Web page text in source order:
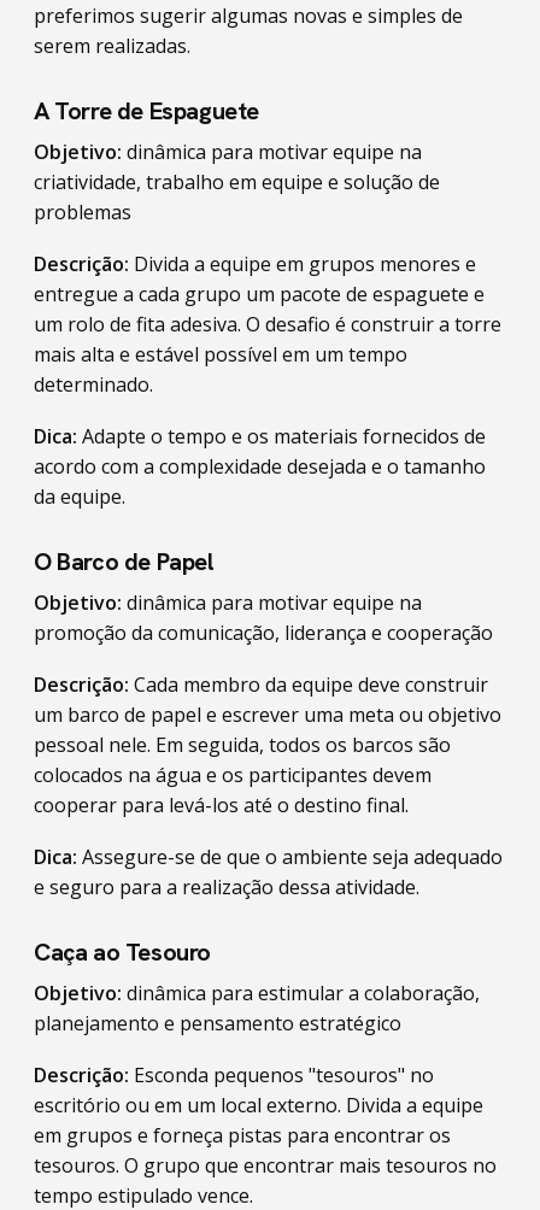
preferimos sugerir algumas novas e simples de
serem realizadas.
A Torre de Espaguete
Objetivo: dinâmica para motivar equipe na
criatividade, trabalho em equipe e solução de
problemas
Descrição: Divida a equipe em grupos menores e
entregue a cada grupo um pacote de espaguete e
um rolo de fita adesiva. O desafio é construir a torre
mais alta e estável possível em um tempo
determinado.
Dica: Adapte o tempo e os materiais fornecidos de
acordo com a complexidade desejada e o tamanho
da equipe.
O Barco de Papel
Objetivo: dinâmica para motivar equipe na
promoção da comunicação, liderança e cooperação
Descrição: Cada membro da equipe deve construir
um barco de papel e escrever uma meta ou objetivo
pessoal nele. Em seguida, todos os barcos são
colocados na água e os participantes devem
cooperar para levá-los até o destino final.
Dica: Assegure-se de que o ambiente seja adequado
e seguro para a realização dessa atividade.
Caça ao Tesouro
Objetivo: dinâmica para estimular a colaboração,
planejamento e pensamento estratégico
Descrição: Esconda pequenos "tesouros" no
escritório ou em um local externo. Divida a equipe
em grupos e forneça pistas para encontrar os
tesouros. O grupo que encontrar mais tesouros no
tempo estipulado vence.